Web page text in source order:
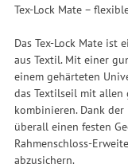
Tex-Lock Mate –
Das Tex-Lock Mate ist
aus Textil. Mit einer
einem gehärteten
das Textilseil mit allen
kombinieren. Dank
überall einen festen
Rahmenschloss-
abzusichern.